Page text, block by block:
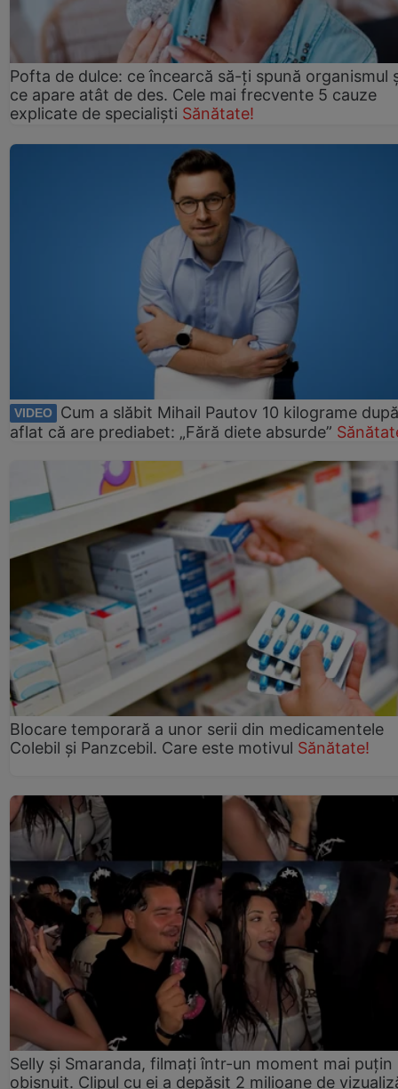
Pofta de dulce: ce încearcă să-ți spună organismul
ce apare atât de des. Cele mai frecvente 5 cauze
explicate de specialiști Sănătate!
VIDEO
Cum a slăbit Mihail Pautov 10 kilograme
aflat că are prediabet: „Fără diete absurde”
Blocare temporară a unor serii din medicamentele
Colebil și Panzcebil. Care este motivul Sănătate!
Selly și Smaranda, filmați într-un moment mai puțin
obișnuit. Clipul cu ei a depășit 2 milioane de